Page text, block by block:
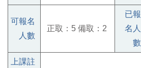
可報名
人數
正取：5 備取：2
已報
名人
數
上課註